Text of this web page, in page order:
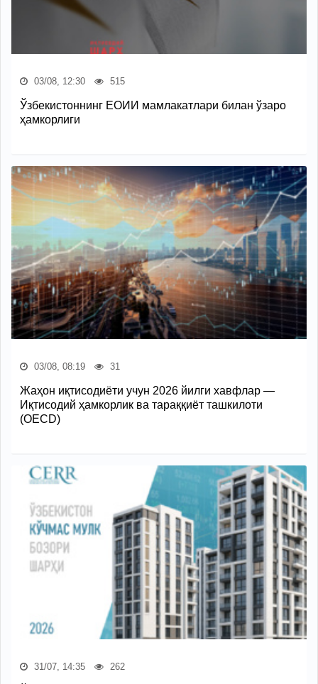
03/08, 12:30 515
Ўзбекистоннинг ЕОИИ мамлакатлари билан ўзаро
ҳамкорлиги
03/08, 08:19 31
Жаҳон иқтисодиёти учун 2026 йилги хавфлар —
Иқтисодий ҳамкорлик ва тараққиёт ташкилоти
(OECD)
31/07, 14:35 262